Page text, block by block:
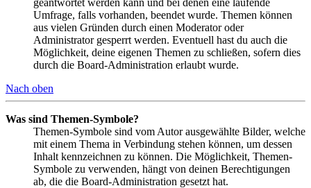
Umfrage, falls vorhanden, beendet wurde. Themen können
aus vielen Gründen durch einen Moderator oder
Administrator gesperrt werden. Eventuell hast du auch die
Möglichkeit, deine eigenen Themen zu schließen, sofern dies
durch die Board-Administration erlaubt wurde.
Nach oben
Was sind Themen-Symbole?
Themen-Symbole sind vom Autor ausgewählte Bilder, welche
mit einem Thema in Verbindung stehen können, um dessen
Inhalt kennzeichnen zu können. Die Möglichkeit, Themen-
Symbole zu verwenden, hängt von deinen Berechtigungen
ab, die die Board-Administration gesetzt hat.